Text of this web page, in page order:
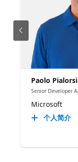
Paolo Pialorsi
Senior Developer
Microsoft
个人简介